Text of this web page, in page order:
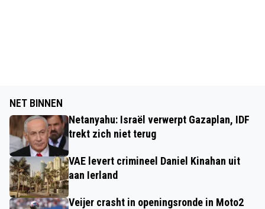
NET BINNEN
Netanyahu: Israël verwerpt Gazaplan, IDF
trekt zich niet terug
VAE levert crimineel Daniel Kinahan uit
aan Ierland
Veijer crasht in openingsronde in Moto2